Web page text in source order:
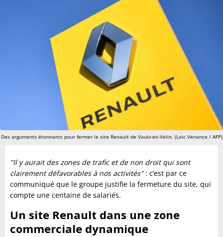
Des arguments étonnants pour fermer le site Renault de Vaulx-en-Velin. (Loic Venance / AFP)
"Il y aurait des zones de trafic et de non droit qui sont
clairement défavorables à nos activités": c’est par ce
communiqué que le groupe justifie la fermeture du site, qui
compte une centaine de salariés.
Un site Renault dans une zone
commerciale dynamique